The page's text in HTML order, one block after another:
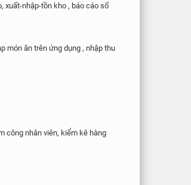
xuất-nhập-tồn kho , báo cáo số
món ăn trên ứng dụng , nhập thu
công nhân viên, kiểm kê hàng